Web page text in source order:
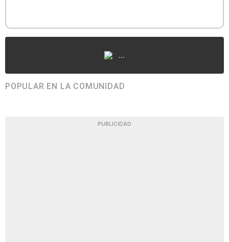
...
POPULAR EN LA COMUNIDAD
PUBLICIDAD